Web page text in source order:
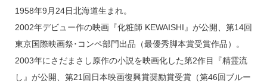
1958年9月24日北海道生まれ。
2002年デビュー作の映画『化粧師 KEWAISHI』が公開、第14回
東京国際映画祭･コンペ部門出品（最優秀脚本賞受賞作品）。
2003年にさだまさし原作の小説を映画化した第2作目『精霊流
し』が公開、第21回日本映画復興賞奨励賞受賞（第46回ブルー